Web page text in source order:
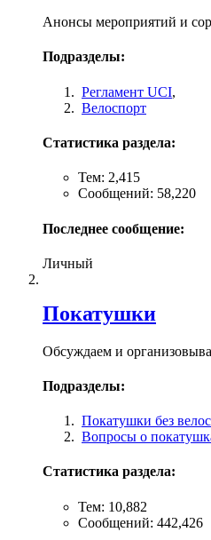
Анонсы мероприятий и
Подразделы:
Регламент UCI,
Велоспорт
Статистика раздела:
Тем: 2,415
Сообщений: 58,220
Последнее сообщение:
Личный
Покатушки
Обсуждаем и
Подразделы:
Покатушки без
Вопросы о
Статистика раздела:
Тем: 10,882
Сообщений: 442,426